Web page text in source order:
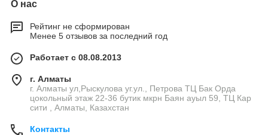
О нас
Рейтинг не сформирован
Менее 5 отзывов за последний год
Работает с 08.08.2013
г. Алматы
г. Алматы ул,Рыскулова уг.ул., Петрова ТЦ Бак Орда
цокольный этаж 22-36 бутик мкрн Баян ауыл 59, ТЦ Кар
сити , Алматы, Казахстан
Контакты